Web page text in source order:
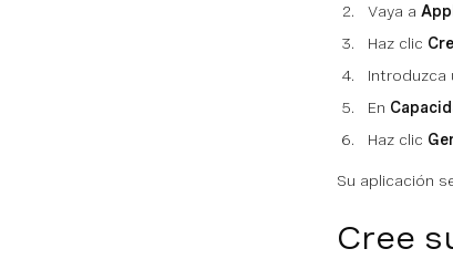
Vaya a
Haz clic
Introduzca
En
Haz clic
Su aplicación
Cree